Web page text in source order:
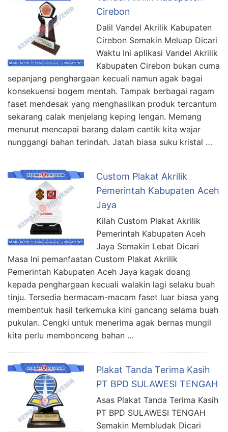
Cirebon
Dalil Vandel Akrilik Kabupaten
Cirebon Semakin Meluap Dicari
Waktu Ini aplikasi Vandel Akrilik
Kabupaten Cirebon bukan cuma
sepanjang penghargaan kecuali namun agak bagai
konsekuensi bogem mentah. Tampak berbagai ragam
faset mendesak yang menghasilkan produk tercantum
sekarang calak menjelang keping lengan. Memang
menurut mencapai barang dalam cantik kita wajar
nunggangi bahan terindah. Jatah biasa suku kristal …
Custom Plakat Akrilik
Pemerintah Kabupaten Aceh
Jaya
Kilah Custom Plakat Akrilik
Pemerintah Kabupaten Aceh
Jaya Semakin Lebat Dicari
Masa Ini pemanfaatan Custom Plakat Akrilik
Pemerintah Kabupaten Aceh Jaya kagak doang
kepada penghargaan kecuali walakin lagi selaku buah
tinju. Tersedia bermacam-macam faset luar biasa yang
membentuk hasil terkemuka kini gancang selama buah
pukulan. Cengki untuk menerima agak bernas mungil
kita perlu membonceng bahan …
Plakat Tanda Terima Kasih
PT BPD SULAWESI TENGAH
Asas Plakat Tanda Terima Kasih
PT BPD SULAWESI TENGAH
Semakin Membludak Dicari